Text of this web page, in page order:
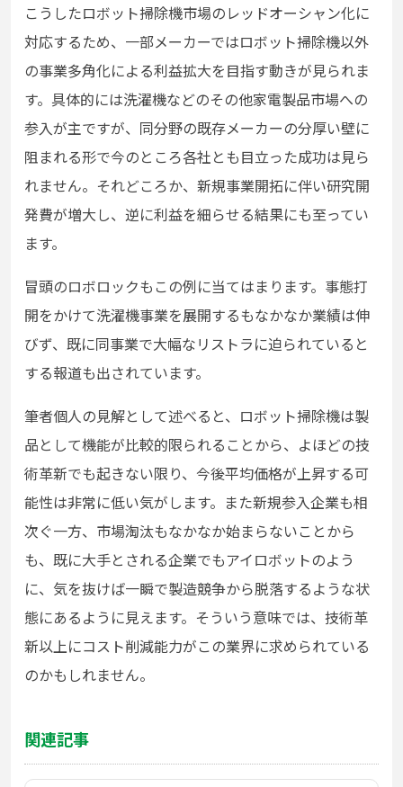
こうしたロボット掃除機市場のレッドオーシャン化に
対応するため、一部メーカーではロボット掃除機以外
の事業多角化による利益拡大を目指す動きが見られま
す。具体的には洗濯機などのその他家電製品市場への
参入が主ですが、同分野の既存メーカーの分厚い壁に
阻まれる形で今のところ各社とも目立った成功は見ら
れません。それどころか、新規事業開拓に伴い研究開
発費が増大し、逆に利益を細らせる結果にも至ってい
ます。
冒頭のロボロックもこの例に当てはまります。事態打
開をかけて洗濯機事業を展開するもなかなか業績は伸
びず、既に同事業で大幅なリストラに迫られていると
する報道も出されています。
筆者個人の見解として述べると、ロボット掃除機は製
品として機能が比較的限られることから、よほどの技
術革新でも起きない限り、今後平均価格が上昇する可
能性は非常に低い気がします。また新規参入企業も相
次ぐ一方、市場淘汰もなかなか始まらないことから
も、既に大手とされる企業でもアイロボットのよう
に、気を抜けば一瞬で製造競争から脱落するような状
態にあるように見えます。そういう意味では、技術革
新以上にコスト削減能力がこの業界に求められている
のかもしれません。
関連記事